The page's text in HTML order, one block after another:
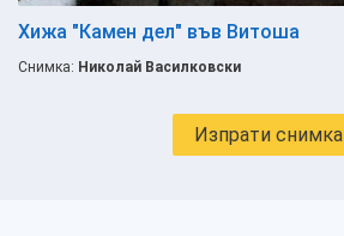
Хижа "Камен дел" във Витоша
Снимка: Николай Василковски
Изпрати снимка